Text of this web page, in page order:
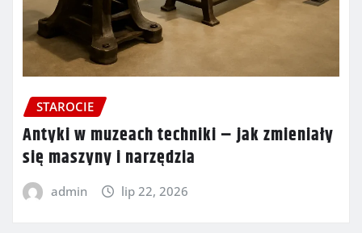
STAROCIE
Antyki w muzeach techniki – jak zmieniały
się maszyny i narzędzia
admin lip 22, 2026